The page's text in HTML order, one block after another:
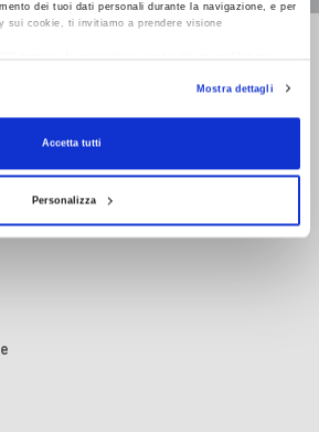
dei tuoi dati personali durante la navigazione, e per
sui cookie, ti invitiamo a prendere visione
RevocaMostra dettagli
Accetta tutti
Personalizza